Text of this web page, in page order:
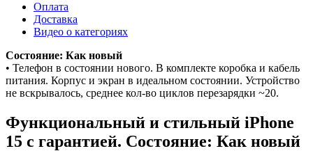
Оплата
Доставка
Видео о категориях
Состояние: Как новый
• Телефон в состоянии нового. В комплекте коробка и кабель
питания. Корпус и экран в идеальном состоянии. Устройство
не вскрывалось, среднее кол-во циклов перезарядки ~20.
Функциональный и стильный iPhone
15 с гарантией. Состояние: Как новый